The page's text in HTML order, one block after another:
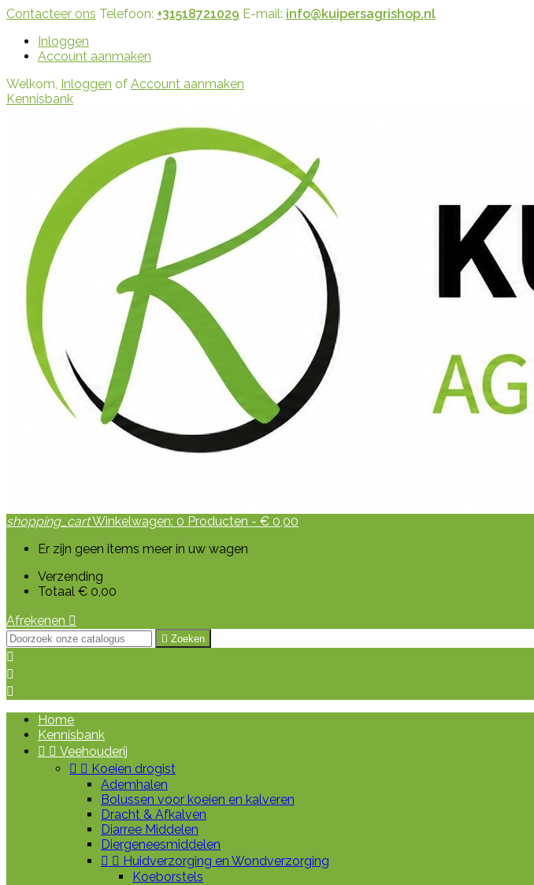
Contacteer ons Telefoon: +31518721029 E-mail: info@kuipersagrishop.nl
Inloggen
Account aanmaken
Welkom, Inloggen of Account aanmaken
Kennisbank
shopping_cartWinkelwagen: 0 Producten - € 0,00
Er zijn geen items meer in uw wagen
Verzending
Totaal € 0,00
Afrekenen 
 Zoeken



Home
Kennisbank
  Veehouderij
  Koeien drogist
Ademhalen
Bolussen voor koeien en kalveren
Dracht & Afkalven
Diarree Middelen
Diergeneesmiddelen
  Huidverzorging en Wondverzorging
Koeborstels